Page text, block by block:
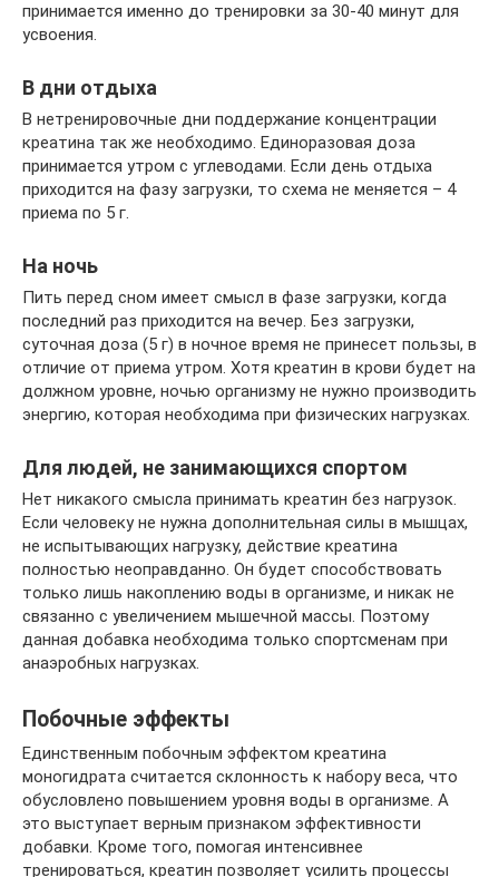
принимается именно до тренировки за 30-40 минут для
усвоения.
В дни отдыха
В нетренировочные дни поддержание концентрации
креатина так же необходимо. Единоразовая доза
принимается утром с углеводами. Если день отдыха
приходится на фазу загрузки, то схема не меняется – 4
приема по 5 г.
На ночь
Пить перед сном имеет смысл в фазе загрузки, когда
последний раз приходится на вечер. Без загрузки,
суточная доза (5 г) в ночное время не принесет пользы, в
отличие от приема утром. Хотя креатин в крови будет на
должном уровне, ночью организму не нужно производить
энергию, которая необходима при физических нагрузках.
Для людей, не занимающихся спортом
Нет никакого смысла принимать креатин без нагрузок.
Если человеку не нужна дополнительная силы в мышцах,
не испытывающих нагрузку, действие креатина
полностью неоправданно. Он будет способствовать
только лишь накоплению воды в организме, и никак не
связанно с увеличением мышечной массы. Поэтому
данная добавка необходима только спортсменам при
анаэробных нагрузках.
Побочные эффекты
Единственным побочным эффектом креатина
моногидрата считается склонность к набору веса, что
обусловлено повышением уровня воды в организме. А
это выступает верным признаком эффективности
добавки. Кроме того, помогая интенсивнее
тренироваться, креатин позволяет усилить процессы